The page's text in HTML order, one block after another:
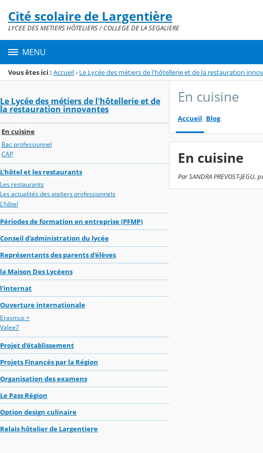
Menu de la rubrique
Contenu
Cité scolaire de Largentière
LYCEE DES METIERS HÔTELIERS / COLLEGE DE LA SEGALIERE
MENU
Vous êtes ici : Accueil› Le Lycée des métiers de l'hôtellerie et de la restauration
Le Lycée des métiers de l'hôtellerie et de
la restauration innovantes
En cuisine
Bac professionnel
CAP
L'hôtel et les restaurants
Les restaurants
Les actualités des ateliers professionnels
L'hôtel
Périodes de formation en entreprise (PFMP)
Conseil d'administration du lycée
Représentants des parents d'élèves
la Maison Des Lycéens
l'internat
Ouverture internationale
Erasmus +
Valee7
Projet d'établissement
Projets Financés par la Région
Organisation des examens
Le Pass Région
Option design culinaire
Relais hôtelier de Largentiere
En cuisine
Accueil Blog
En cuisine
Par SANDRA PREVOST-